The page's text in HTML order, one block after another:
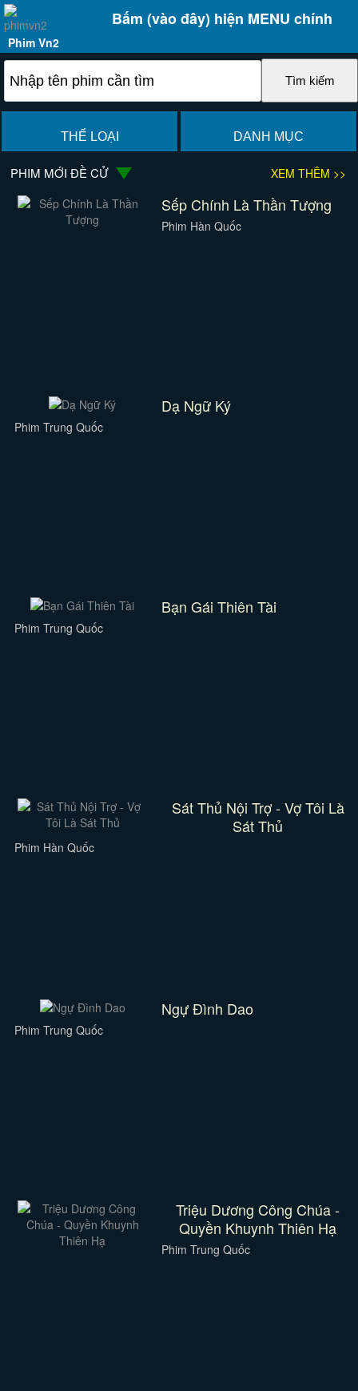
Bấm (vào đây) hiện MENU chính
Phim Vn2
THỂ LOẠI DANH MỤC
PHIM MỚI ĐỀ CỬ XEM THÊM >>
Sếp Chính Là Thần Tượng
Phim Hàn Quốc
Dạ Ngữ Ký
Phim Trung Quốc
Bạn Gái Thiên Tài
Phim Trung Quốc
Sát Thủ Nội Trợ - Vợ Tôi Là
Sát Thủ
Phim Hàn Quốc
Ngự Đình Dao
Phim Trung Quốc
Triệu Dương Công Chúa -
Quyền Khuynh Thiên Hạ
Phim Trung Quốc